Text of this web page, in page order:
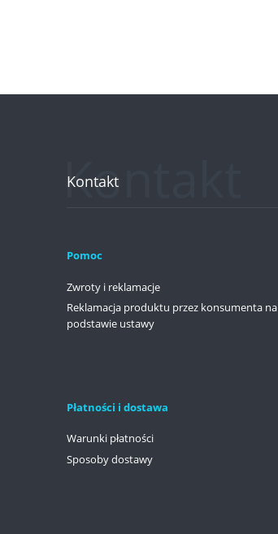
Kontakt
Pomoc
Zwroty i reklamacje
Reklamacja produktu przez konsumenta na
podstawie ustawy
Płatności i dostawa
Warunki płatności
Sposoby dostawy